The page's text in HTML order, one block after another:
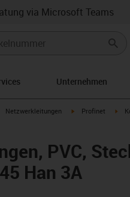
via Microsoft Teams
Unternehmen
igus-icon-arrow-right
Netzwerkleitungen igus-icon-arrow-
Profinet
PVC,
Han 3A